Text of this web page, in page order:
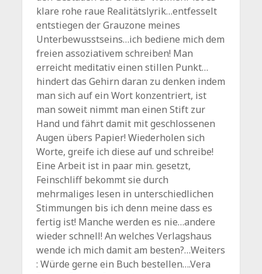
klare rohe raue Realitätslyrik…entfesselt
entstiegen der Grauzone meines
Unterbewusstseins…ich bediene mich dem
freien assoziativem schreiben! Man
erreicht meditativ einen stillen Punkt…
hindert das Gehirn daran zu denken indem
man sich auf ein Wort konzentriert, ist
man soweit nimmt man einen Stift zur
Hand und fährt damit mit geschlossenen
Augen übers Papier! Wiederholen sich
Worte, greife ich diese auf und schreibe!
Eine Arbeit ist in paar min. gesetzt,
Feinschliff bekommt sie durch
mehrmaliges lesen in unterschiedlichen
Stimmungen bis ich denn meine dass es
fertig ist! Manche werden es nie…andere
wieder schnell! An welches Verlagshaus
wende ich mich damit am besten?…Weiters
: Würde gerne ein Buch bestellen….Vera